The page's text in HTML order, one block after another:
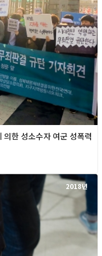
한 성소수자 여군 성폭력
2018년